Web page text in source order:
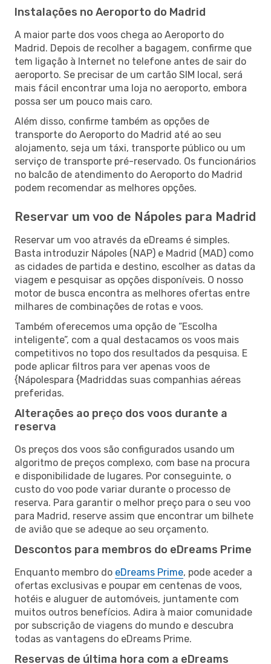
Instalações no Aeroporto do Madrid
A maior parte dos voos chega ao Aeroporto do
Madrid. Depois de recolher a bagagem, confirme que
tem ligação à Internet no telefone antes de sair do
aeroporto. Se precisar de um cartão SIM local, será
mais fácil encontrar uma loja no aeroporto, embora
possa ser um pouco mais caro.
Além disso, confirme também as opções de
transporte do Aeroporto do Madrid até ao seu
alojamento, seja um táxi, transporte público ou um
serviço de transporte pré-reservado. Os funcionários
no balcão de atendimento do Aeroporto do Madrid
podem recomendar as melhores opções.
Reservar um voo de Nápoles para Madrid
Reservar um voo através da eDreams é simples.
Basta introduzir Nápoles (NAP) e Madrid (MAD) como
as cidades de partida e destino, escolher as datas da
viagem e pesquisar as opções disponíveis. O nosso
motor de busca encontra as melhores ofertas entre
milhares de combinações de rotas e voos.
Também oferecemos uma opção de “Escolha
inteligente”, com a qual destacamos os voos mais
competitivos no topo dos resultados da pesquisa. E
pode aplicar filtros para ver apenas voos de
{Nápolespara {Madriddas suas companhias aéreas
preferidas.
Alterações ao preço dos voos durante a
reserva
Os preços dos voos são configurados usando um
algoritmo de preços complexo, com base na procura
e disponibilidade de lugares. Por conseguinte, o
custo do voo pode variar durante o processo de
reserva. Para garantir o melhor preço para o seu voo
para Madrid, reserve assim que encontrar um bilhete
de avião que se adeque ao seu orçamento.
Descontos para membros do eDreams Prime
Enquanto membro do eDreams Prime, pode aceder a
ofertas exclusivas e poupar em centenas de voos,
hotéis e aluguer de automóveis, juntamente com
muitos outros benefícios. Adira à maior comunidade
por subscrição de viagens do mundo e descubra
todas as vantagens do eDreams Prime.
Reservas de última hora com a eDreams